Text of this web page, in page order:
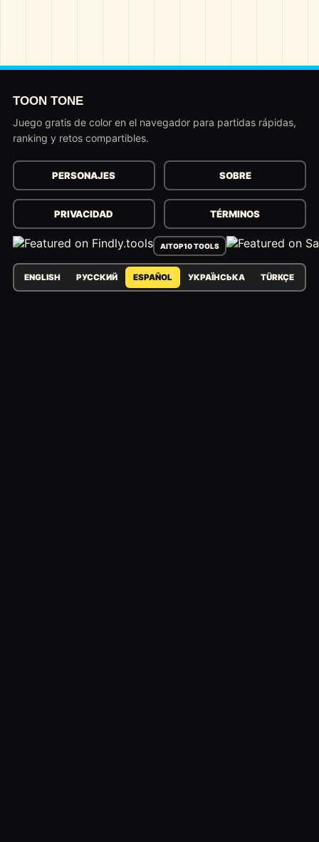
TOON TONE
Juego gratis de color en el navegador para partidas rápidas,
ranking y retos compartibles.
PERSONAJES SOBRE
PRIVACIDAD TÉRMINOS
AITOP10 TOOLS
ENGLISH РУССКИЙ ESPAÑOL УКРАЇНСЬКА TÜRKÇE